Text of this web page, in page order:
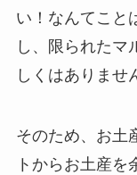
い！なんてこと
し、限られたマ
しくはありませ
そのため、お土
トからお土産